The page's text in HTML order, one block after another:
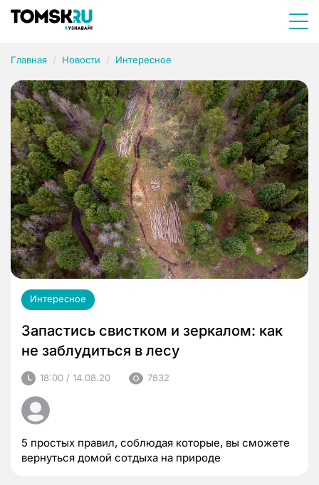
Главная Новости Интересное
Интересное
Запастись свистком и зеркалом: как
не заблудиться в лесу
18:00 / 14.08.20 7832
5 простых правил, соблюдая которые, вы сможете
вернуться домой сотдыха на природе